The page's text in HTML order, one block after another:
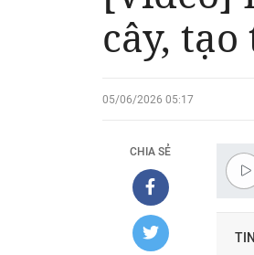
cây,
05/06/2026 05:17
CHIA SẺ